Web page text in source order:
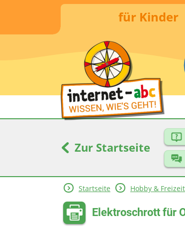
für Kinder
Zur Startseite
Startseite Hobby & Freizeit
Elektroschrott für